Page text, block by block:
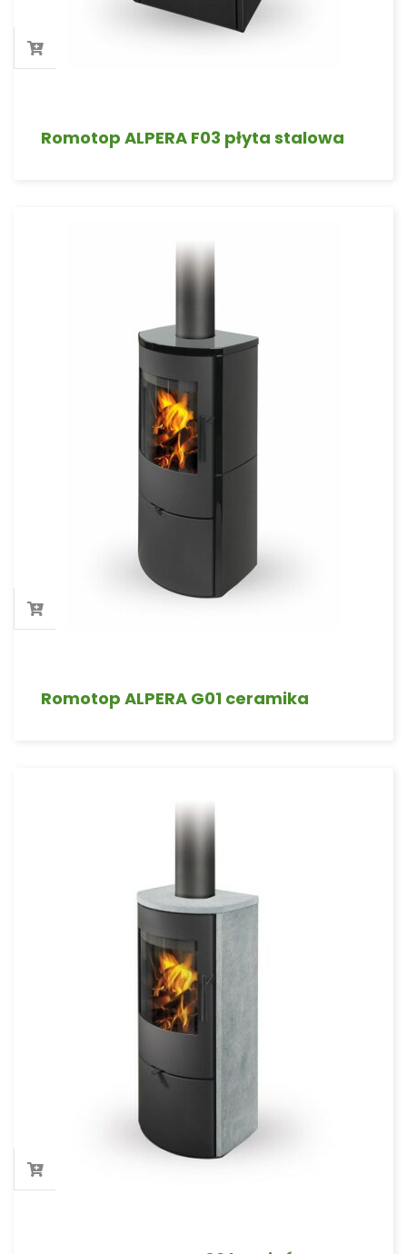
Romotop ALPERA F03 płyta stalowa
Romotop ALPERA G01 ceramika